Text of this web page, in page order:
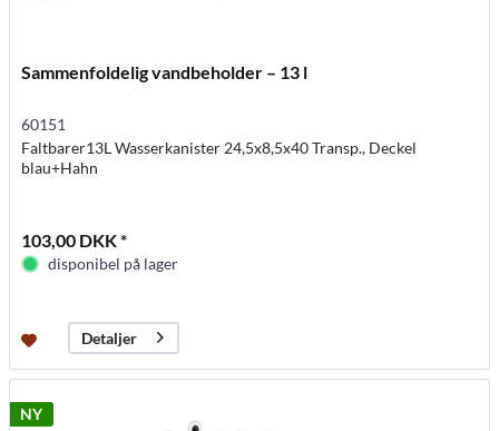
Sammenfoldelig vandbeholder – 13 l
60151
Faltbarer13L Wasserkanister 24,5x8,5x40 Transp., Deckel
blau+Hahn
103,00 DKK *
disponibel på lager
Detaljer
NY